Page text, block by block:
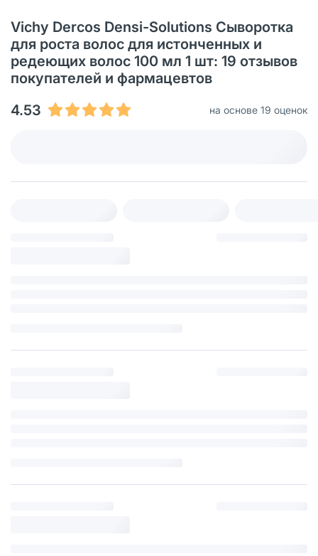
Vichy Dercos Densi-Solutions Сыворотка
для роста волос для истонченных и
редеющих волос 100 мл 1 шт: 19 отзывов
покупателей и фармацевтов
4.53
на основе 19 оценок